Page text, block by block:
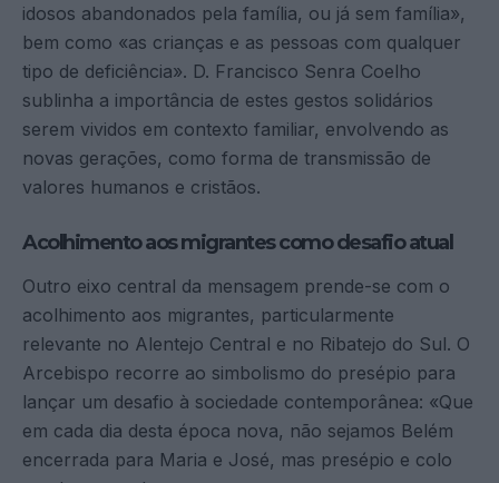
idosos abandonados pela família, ou já sem família»,
bem como «as crianças e as pessoas com qualquer
tipo de deficiência». D. Francisco Senra Coelho
sublinha a importância de estes gestos solidários
serem vividos em contexto familiar, envolvendo as
novas gerações, como forma de transmissão de
valores humanos e cristãos.
Acolhimento aos migrantes como desafio atual
Outro eixo central da mensagem prende-se com o
acolhimento aos migrantes, particularmente
relevante no Alentejo Central e no Ribatejo do Sul. O
Arcebispo recorre ao simbolismo do presépio para
lançar um desafio à sociedade contemporânea: «Que
em cada dia desta época nova, não sejamos Belém
encerrada para Maria e José, mas presépio e colo